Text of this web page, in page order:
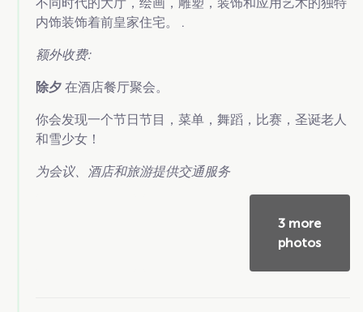
内饰装饰着前皇家住宅。 .
额外收费:
除夕 在酒店餐厅聚会。
你会发现一个节日节目，菜单，舞蹈，比赛，圣诞老人
和雪少女！
为会议、酒店和旅游提供交通服务
3 more
photos